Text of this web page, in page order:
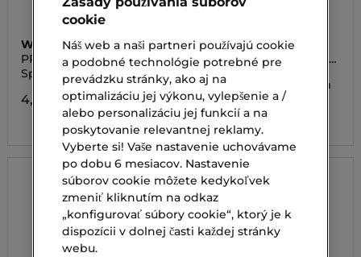
WHEN SIMPLY
PRESENT PERFECT FIRM
UP ULTRA-SOFT COTTON
LINTER BEMLIESE SHEET
MASK
Spevňujúca maska
4,50 €
GUERLAIN
ABEILLE ROYALE HONEY
CATAPLASM MASK
Plátienková maska s
vyhladzujúcim účinkom
135,00 €
cookie
Náš web a naši partneri používajú cookie
a podobné technológie potrebné pre
prevádzku stránky, ako aj na
optimalizáciu jej výkonu, vylepšenie a /
alebo personalizáciu jej funkcií a na
poskytovanie relevantnej reklamy.
Vyberte si! Vaše nastavenie uchovávame
po dobu 6 mesiacov. Nastavenie
súborov cookie môžete kedykoľvek
zmeniť kliknutím na odkaz
„konfigurovať súbory cookie“, ktorý je k
dispozícii v dolnej časti každej stránky
webu.